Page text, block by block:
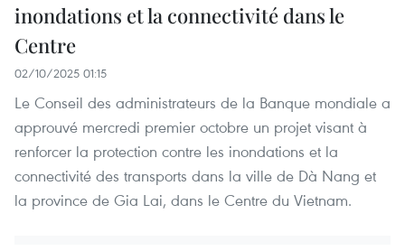
inondations et la connectivité dans le
Centre
02/10/2025 01:15
Le Conseil des administrateurs de la Banque mondiale a
approuvé mercredi premier octobre un projet visant à
renforcer la protection contre les inondations et la
connectivité des transports dans la ville de Dà Nang et
la province de Gia Lai, dans le Centre du Vietnam.